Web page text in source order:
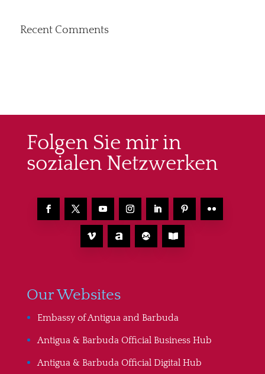
Recent Comments
Folgen Sie mir in
sozialen Netzwerken
Our Websites
Embassy of Antigua and Barbuda
Antigua & Barbuda Official Business Hub
Antigua & Barbuda Official Digital Hub